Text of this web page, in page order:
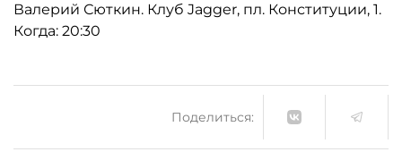
Валерий Сюткин. Клуб Jagger, пл. Конституции, 1.
Когда: 20:30
Поделиться: